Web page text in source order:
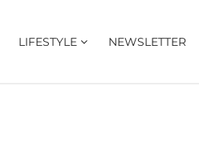
LIFESTYLE NEWSLETTER